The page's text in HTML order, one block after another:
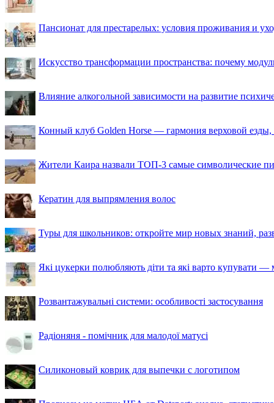
Пансионат для престарелых: условия проживания и
Искусство трансформации пространства: почему
Влияние алкогольной зависимости на развитие
Конный клуб Golden Horse — гармония верховой езды,
Жители Каира назвали ТОП-3 самые символические
Кератин для выпрямления волос
Туры для школьников: откройте мир новых знаний,
Які цукерки полюбляють діти та які варто купувати —
Розвантажувальні системи: особливості застосування
Радіоняня - помічник для малодої матусі
Силиконовый коврик для выпечки с логотипом